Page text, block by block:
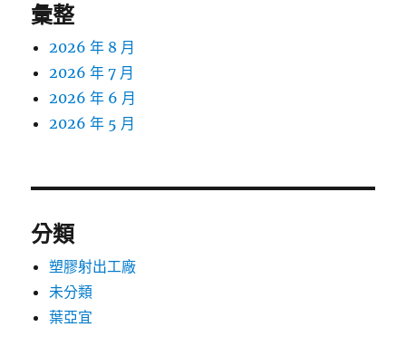
彙整
2026 年 8 月
2026 年 7 月
2026 年 6 月
2026 年 5 月
分類
塑膠射出工廠
未分類
葉亞宜